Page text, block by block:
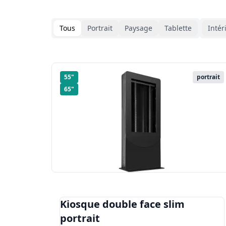
Transports
Wi-Fi public et portail Wi-Fi pour
navettes
Éducation
Écrans informatifs
Affichage numérique pour les
campus, universités et cafétérias
Tous Portrait Paysage Tablette
55"
65"
portrait
Kiosque double face slim
portrait